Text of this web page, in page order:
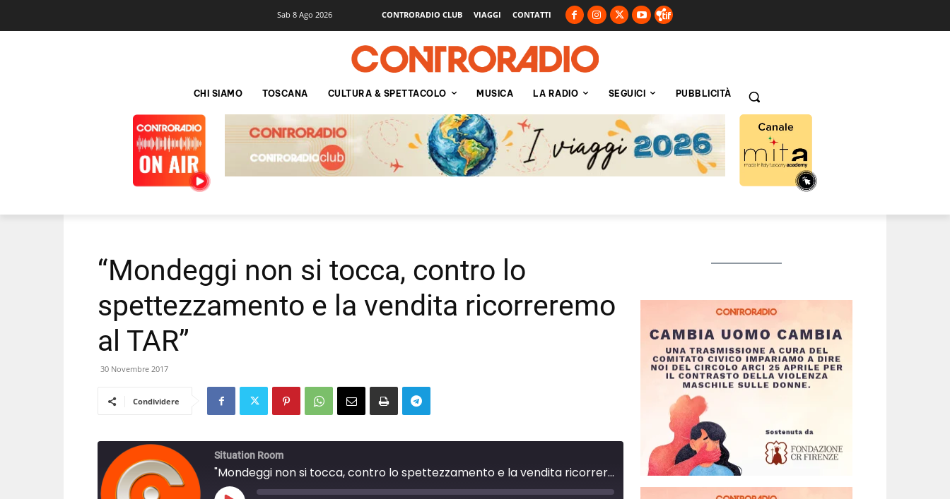
Sab 8 Ago 2026 CONTRORADIO CLUB VIAGGI CONTATTI
CHI SIAMO TOSCANA CULTURA & SPETTACOLO MUSICA LA RADIO SEGUICI PUBBLICITÀ
“Mondeggi non si tocca, contro lo
spettezzamento e la vendita ricorreremo
al TAR”
30 Novembre 2017
Condividere
Situation Room
"Mondeggi non si tocca, contro lo spettezzamento e la vendita ricorreremo al TAR"